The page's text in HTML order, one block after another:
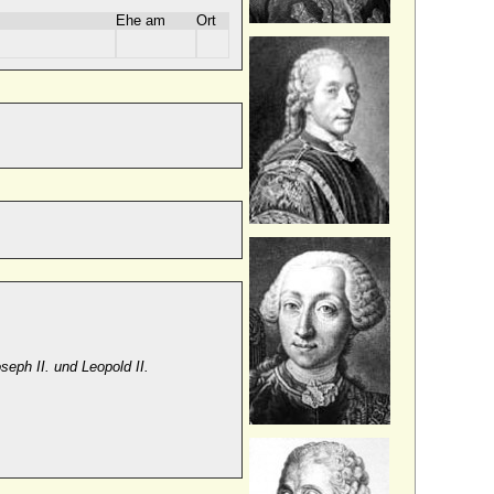
Ehe am Ort
II. und Leopold II.